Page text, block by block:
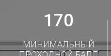
170
МИНИМАЛЬНЫЙ